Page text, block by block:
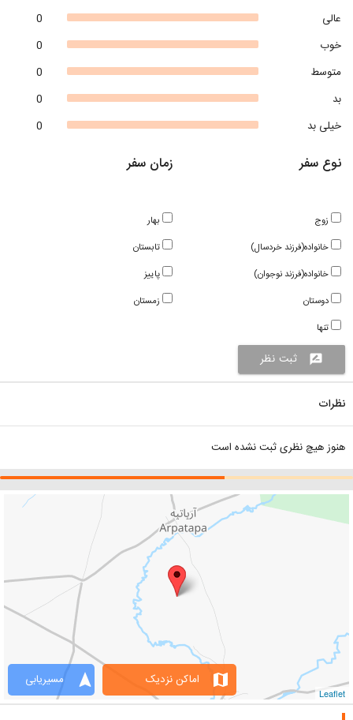
0
عالی
0
خوب
0
متوسط
0
بد
0
خیلی بد
زمان سفر
بهار
تابستان
پاییز
زمستان
نوع سفر
زوج
خانواده(فرزند خردسال)
خانواده(فرزند نوجوان)
دوستان
تنها
rate_review ثبت نظر
نظرات
هنوز هیچ نظری ثبت نشده است
Leaflet
navigation مسیریابی map اماکن نزدیک